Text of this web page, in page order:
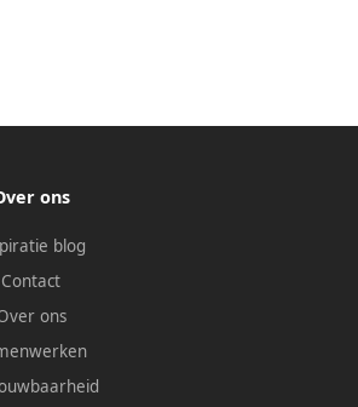
ons
blog
Contact
ons